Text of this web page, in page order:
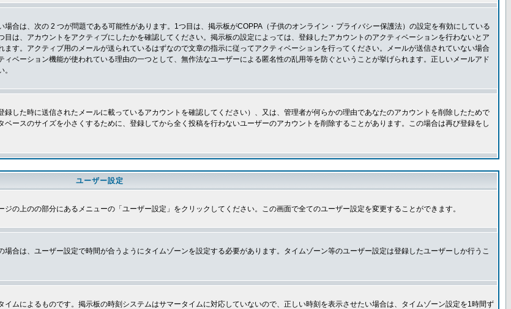
合は、次の 2 つが問題である可能性があります。1つ目は、掲示板がCOPPA（子供のオンライン・プライバシー保護法）の設定を有効にしている
は、アカウントをアクティブにしたかを確認してください。掲示板の設定によっては、登録したアカウントのアクティベーションを行わないとア
す。アクティブ用のメールが送られているはずなので文章の指示に従ってアクティベーションを行ってください。メールが送信されていない場合
ベーション機能が使われている理由の一つとして、無作法なユーザーによる匿名性の乱用等を防ぐということが挙げられます。正しいメールアド
した時に送信されたメールに載っているアカウントを確認してください）、又は、管理者が何らかの理由であなたのアカウントを削除したためで
ースのサイズを小さくするために、登録してから全く投稿を行わないユーザーのアカウントを削除することがあります。この場合は再び登録をし
ユーザー設定
の上のの部分にあるメニューの「ユーザー設定」をクリックしてください。この画面で全てのユーザー設定を変更することができます。
合は、ユーザー設定で時間が合うようにタイムゾーンを設定する必要があります。タイムゾーン等のユーザー設定は登録したユーザーしか行うこ
ムによるものです。掲示板の時刻システムはサマータイムに対応していないので、正しい時刻を表示させたい場合は、タイムゾーン設定を1時間ず